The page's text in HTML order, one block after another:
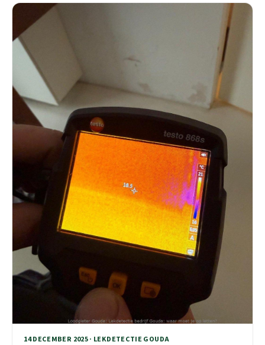
14 DECEMBER 2025 · LEKDETECTIE GOUDA